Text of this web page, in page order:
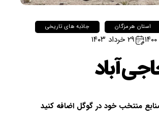
استان هرمزگان جاذبه های تاریخی
۲۹ خرداد ۱۴۰۳
منتخب خود در گوگل اضافه کنید